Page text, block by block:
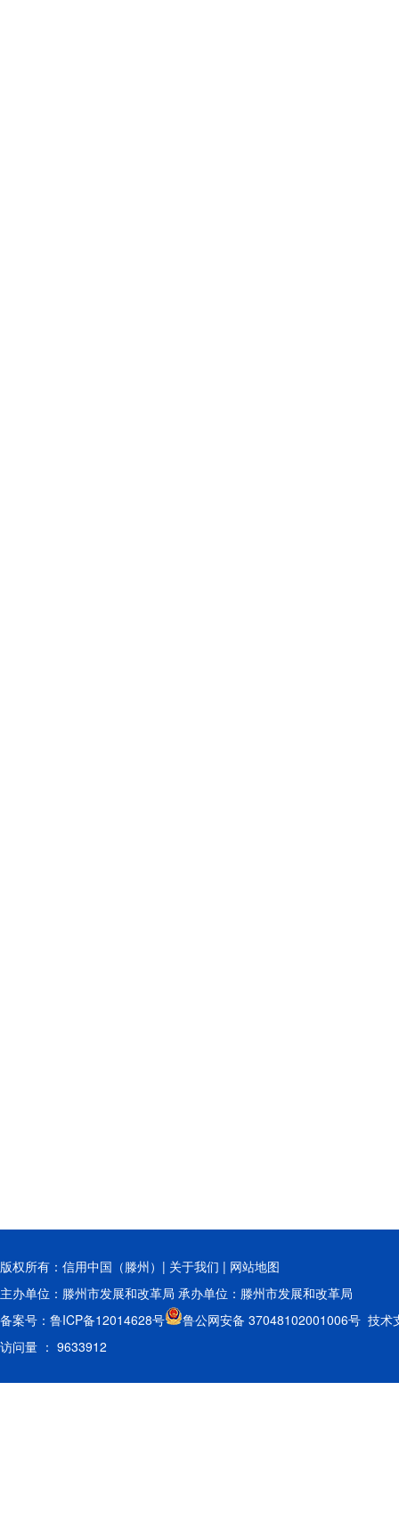
版权所有：信用中国（滕州）| 关于我们 | 网站地图
主办单位：滕州市发展和改革局 承办单位：滕州市发展和改革局
备案号：鲁ICP备12014628号
鲁公网安备 37048102001006号 技术
访问量 ： 9633912